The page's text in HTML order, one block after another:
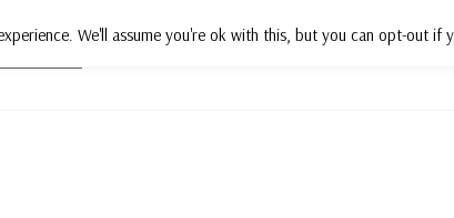
We'll assume you're ok with this, but you can opt-out if